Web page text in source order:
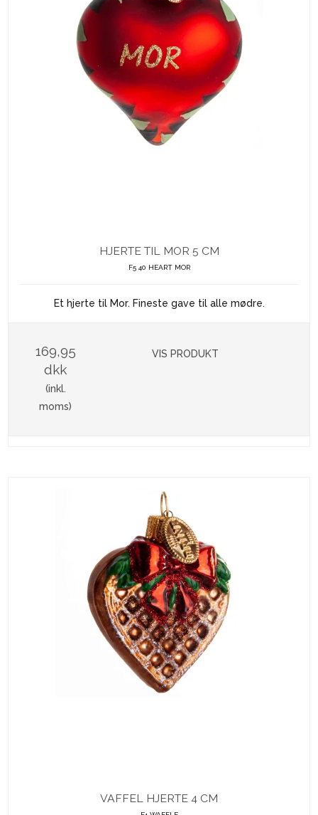
HJERTE TIL MOR 5 CM
F5 40 HEART MOR
Et hjerte til Mor. Fineste gave til alle mødre.
169,95
dkk
(inkl.
moms)
VIS PRODUKT
VAFFEL HJERTE 4 CM